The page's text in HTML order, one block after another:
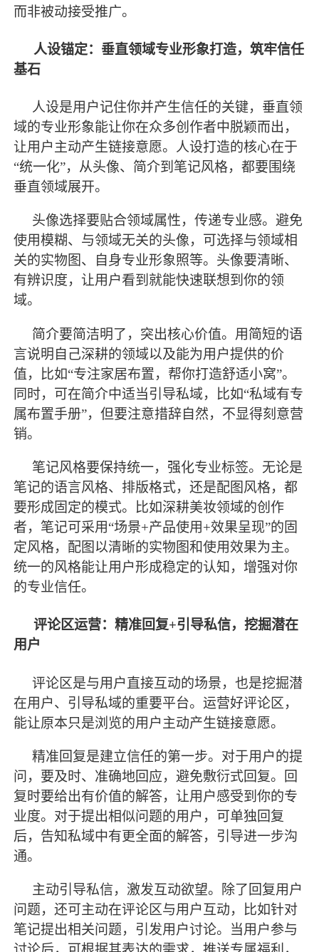
而非被动接受推广。
人设锚定：垂直领域专业形象打造，筑牢信任
基石
人设是用户记住你并产生信任的关键，垂直领
域的专业形象能让你在众多创作者中脱颖而出，
让用户主动产生链接意愿。人设打造的核心在于
“统一化”，从头像、简介到笔记风格，都要围绕
垂直领域展开。
头像选择要贴合领域属性，传递专业感。避免
使用模糊、与领域无关的头像，可选择与领域相
关的实物图、自身专业形象照等。头像要清晰、
有辨识度，让用户看到就能快速联想到你的领
域。
简介要简洁明了，突出核心价值。用简短的语
言说明自己深耕的领域以及能为用户提供的价
值，比如“专注家居布置，帮你打造舒适小窝”。
同时，可在简介中适当引导私域，比如“私域有专
属布置手册”，但要注意措辞自然，不显得刻意营
销。
笔记风格要保持统一，强化专业标签。无论是
笔记的语言风格、排版格式，还是配图风格，都
要形成固定的模式。比如深耕美妆领域的创作
者，笔记可采用“场景+产品使用+效果呈现”的固
定风格，配图以清晰的实物图和使用效果为主。
统一的风格能让用户形成稳定的认知，增强对你
的专业信任。
评论区运营：精准回复+引导私信，挖掘潜在
用户
评论区是与用户直接互动的场景，也是挖掘潜
在用户、引导私域的重要平台。运营好评论区，
能让原本只是浏览的用户主动产生链接意愿。
精准回复是建立信任的第一步。对于用户的提
问，要及时、准确地回应，避免敷衍式回复。回
复时要给出有价值的解答，让用户感受到你的专
业度。对于提出相似问题的用户，可单独回复
后，告知私域中有更全面的解答，引导进一步沟
通。
主动引导私信，激发互动欲望。除了回复用户
问题，还可主动在评论区与用户互动，比如针对
笔记提出相关问题，引发用户讨论。当用户参与